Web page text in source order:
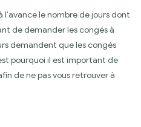
l’avance le nombre de jours dont
de demander les congés à
demandent que les congés
pourquoi il est important de
de ne pas vous retrouver à